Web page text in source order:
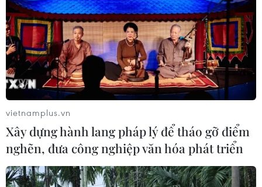
vietnamplus.vn
Xây dựng hành lang pháp lý để tháo gỡ điểm
nghẽn, đưa công nghiệp văn hóa phát triển